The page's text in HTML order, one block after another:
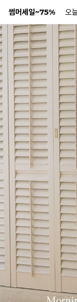
썸머세일~75% 오